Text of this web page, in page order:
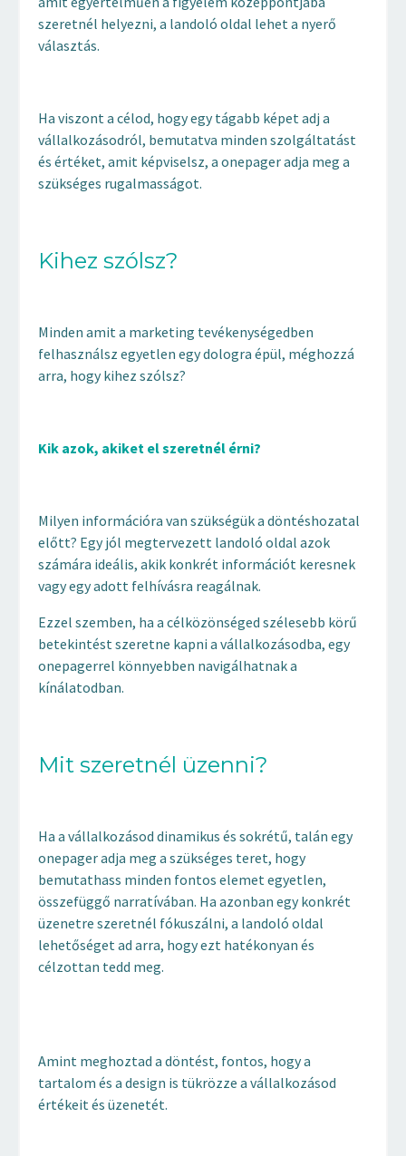
szeretnél helyezni, a landoló oldal lehet a nyerő
választás.
Ha viszont a célod, hogy egy tágabb képet adj a
vállalkozásodról, bemutatva minden szolgáltatást
és értéket, amit képviselsz, a onepager adja meg a
szükséges rugalmasságot.
Kihez szólsz?
Minden amit a marketing tevékenységedben
felhasználsz egyetlen egy dologra épül, méghozzá
arra, hogy kihez szólsz?
Kik azok, akiket el szeretnél érni?
Milyen információra van szükségük a döntéshozatal
előtt? Egy jól megtervezett landoló oldal azok
számára ideális, akik konkrét információt keresnek
vagy egy adott felhívásra reagálnak.
Ezzel szemben, ha a célközönséged szélesebb körű
betekintést szeretne kapni a vállalkozásodba, egy
onepagerrel könnyebben navigálhatnak a
kínálatodban.
Mit szeretnél üzenni?
Ha a vállalkozásod dinamikus és sokrétű, talán egy
onepager adja meg a szükséges teret, hogy
bemutathass minden fontos elemet egyetlen,
összefüggő narratívában. Ha azonban egy konkrét
üzenetre szeretnél fókuszálni, a landoló oldal
lehetőséget ad arra, hogy ezt hatékonyan és
célzottan tedd meg.
Amint meghoztad a döntést, fontos, hogy a
tartalom és a design is tükrözze a vállalkozásod
értékeit és üzenetét.